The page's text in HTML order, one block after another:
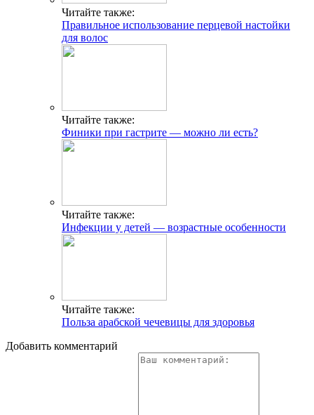
Читайте также:
Правильное использование перцевой настойки
для волос
Читайте также:
Финики при гастрите — можно ли есть?
Читайте также:
Инфекции у детей — возрастные особенности
Читайте также:
Польза арабской чечевицы для здоровья
Добавить комментарий